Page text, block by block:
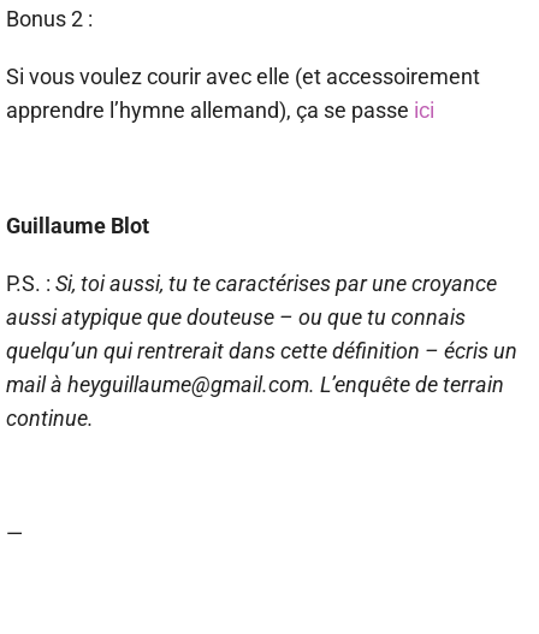
Bonus 2 :
Si vous voulez courir avec elle (et accessoirement
apprendre l’hymne allemand), ça se passe ici
Guillaume Blot
P.S. : Si, toi aussi, tu te caractérises par une croyance
aussi atypique que douteuse – ou que tu connais
quelqu’un qui rentrerait dans cette définition – écris un
mail à heyguillaume@gmail.com. L’enquête de terrain
continue.
—